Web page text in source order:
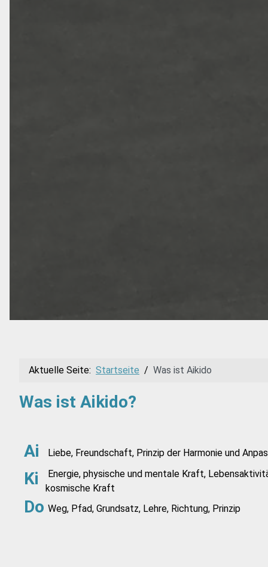
Aktuelle Seite: Startseite Was ist Aikido
Was ist Aikido?
Ai Liebe, Freundschaft, Prinzip der Harmonie und
Ki
Energie, physische und mentale Kraft,
kosmische Kraft
Do Weg, Pfad, Grundsatz, Lehre, Richtung, Prinzip